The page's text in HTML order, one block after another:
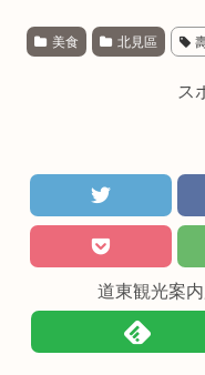
美食 北見區
ス
道東観光案